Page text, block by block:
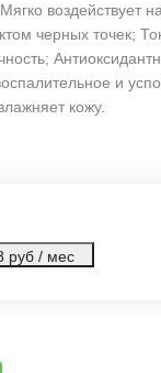
воздействует
черных точек;
и
кожу.
руб / мес